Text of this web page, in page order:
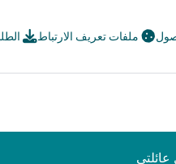
ملفات تعريف الارتباط
عائلتي